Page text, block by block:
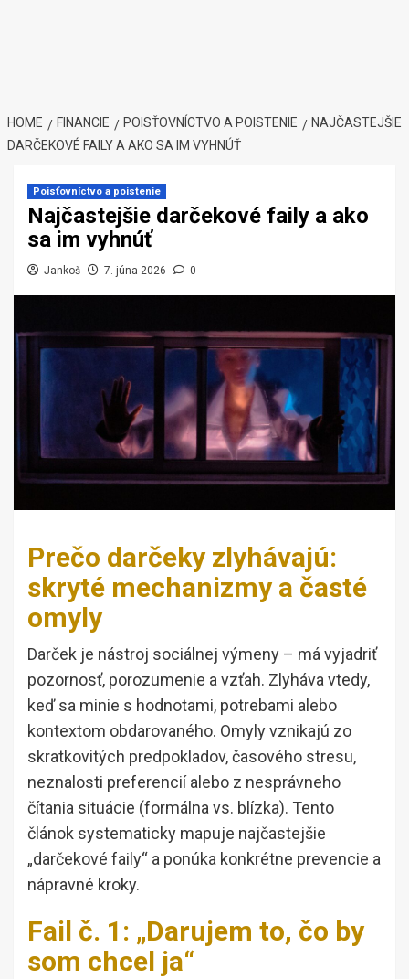
HOME FINANCIE POISŤOVNÍCTVO A POISTENIE
NAJČASTEJŠIE
DARČEKOVÉ FAILY A AKO SA IM VYHNÚŤ
Poisťovníctvo a poistenie
Najčastejšie darčekové faily a ako
sa im vyhnúť
Jankoš 7. júna 2026 0
Prečo darčeky zlyhávajú:
skryté mechanizmy a časté
omyly
Darček je nástroj sociálnej výmeny – má vyjadriť
pozornosť, porozumenie a vzťah. Zlyháva vtedy,
keď sa minie s hodnotami, potrebami alebo
kontextom obdarovaného. Omyly vznikajú zo
skratkovitých predpokladov, časového stresu,
neznalosti preferencií alebo z nesprávneho
čítania situácie (formálna vs. blízka). Tento
článok systematicky mapuje najčastejšie
„darčekové faily“ a ponúka konkrétne prevencie a
nápravné kroky.
Fail č. 1: „Darujem to, čo by
som chcel ja“